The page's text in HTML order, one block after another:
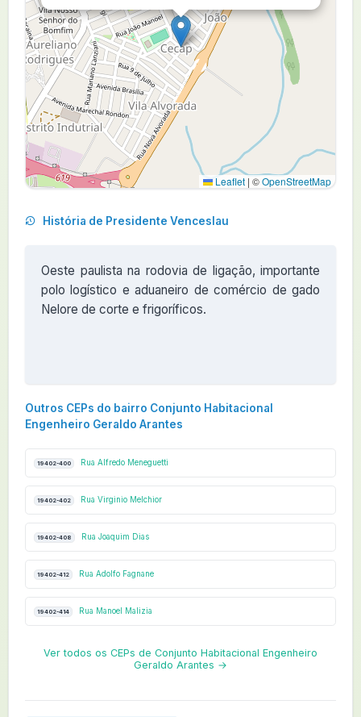
Leaflet | ©OpenStreetMap
História de Presidente Venceslau
Oeste paulista na rodovia de ligação, importante
polo logístico e aduaneiro de comércio de gado
Nelore de corte e frigoríficos.
Outros CEPs do bairro Conjunto Habitacional
Engenheiro Geraldo Arantes
19402-400 Rua Alfredo Meneguetti
19402-402 Rua Virginio Melchior
19402-408 Rua Joaquim Dias
19402-412 Rua Adolfo Fagnane
19402-414 Rua Manoel Malizia
Ver todos os CEPs de Conjunto Habitacional Engenheiro
Geraldo Arantes →